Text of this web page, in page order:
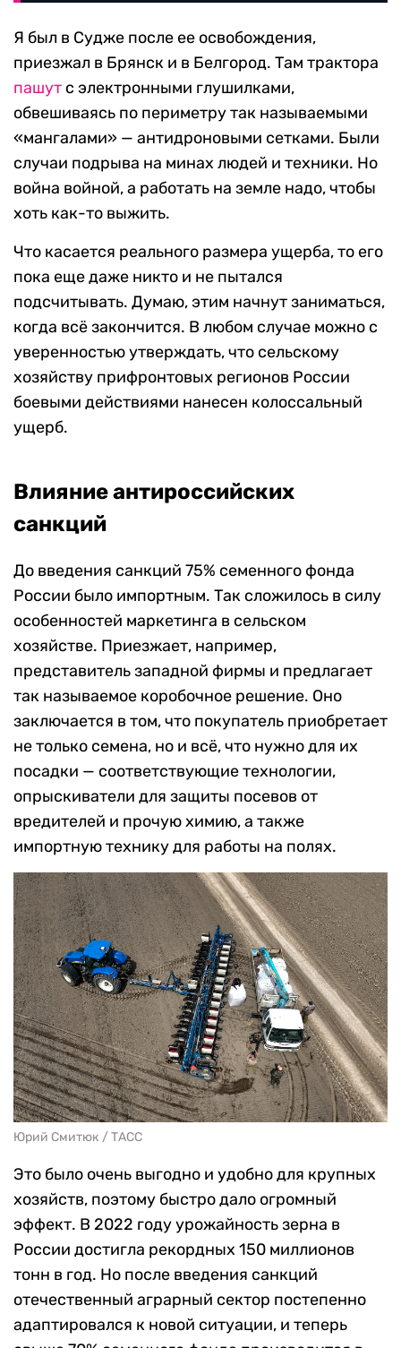
Я был в Судже после ее освобождения,
приезжал в Брянск и в Белгород. Там трактора
пашут с электронными глушилками,
обвешиваясь по периметру так называемыми
«мангалами» — антидроновыми сетками. Были
случаи подрыва на минах людей и техники. Но
война войной, а работать на земле надо, чтобы
хоть как-то выжить.
Что касается реального размера ущерба, то его
пока еще даже никто и не пытался
подсчитывать. Думаю, этим начнут заниматься,
когда всё закончится. В любом случае можно с
уверенностью утверждать, что сельскому
хозяйству прифронтовых регионов России
боевыми действиями нанесен колоссальный
ущерб.
Влияние антироссийских
санкций
До введения санкций 75% семенного фонда
России было импортным. Так сложилось в силу
особенностей маркетинга в сельском
хозяйстве. Приезжает, например,
представитель западной фирмы и предлагает
так называемое коробочное решение. Оно
заключается в том, что покупатель приобретает
не только семена, но и всё, что нужно для их
посадки — соответствующие технологии,
опрыскиватели для защиты посевов от
вредителей и прочую химию, а также
импортную технику для работы на полях.
Юрий Смитюк / ТАСС
Это было очень выгодно и удобно для крупных
хозяйств, поэтому быстро дало огромный
эффект. В 2022 году урожайность зерна в
России достигла рекордных 150 миллионов
тонн в год. Но после введения санкций
отечественный аграрный сектор постепенно
адаптировался к новой ситуации, и теперь